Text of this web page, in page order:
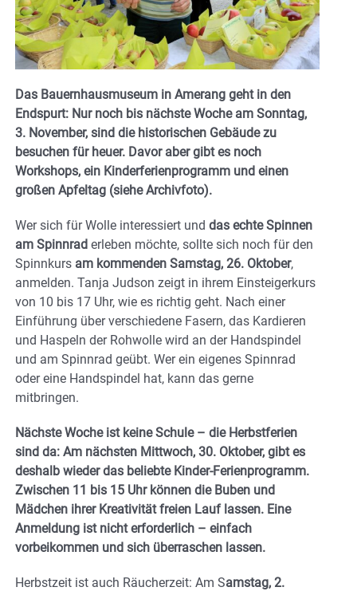
Das Bauernhausmuseum in Amerang geht in den
Endspurt: Nur noch bis nächste Woche am Sonntag,
3. November, sind die historischen Gebäude zu
besuchen für heuer. Davor aber gibt es noch
Workshops, ein Kinderferienprogramm und einen
großen Apfeltag (siehe Archivfoto).
Wer sich für Wolle interessiert und das echte Spinnen
am Spinnrad erleben möchte, sollte sich noch für den
Spinnkurs am kommenden Samstag, 26. Oktober,
anmelden. Tanja Judson zeigt in ihrem Einsteigerkurs
von 10 bis 17 Uhr, wie es richtig geht. Nach einer
Einführung über verschiedene Fasern, das Kardieren
und Haspeln der Rohwolle wird an der Handspindel
und am Spinnrad geübt. Wer ein eigenes Spinnrad
oder eine Handspindel hat, kann das gerne
mitbringen.
Nächste Woche ist keine Schule – die Herbstferien
sind da: Am nächsten Mittwoch, 30. Oktober, gibt es
deshalb wieder das beliebte Kinder-Ferienprogramm.
Zwischen 11 bis 15 Uhr können die Buben und
Mädchen ihrer Kreativität freien Lauf lassen. Eine
Anmeldung ist nicht erforderlich – einfach
vorbeikommen und sich überraschen lassen.
Herbstzeit ist auch Räucherzeit: Am Samstag, 2.